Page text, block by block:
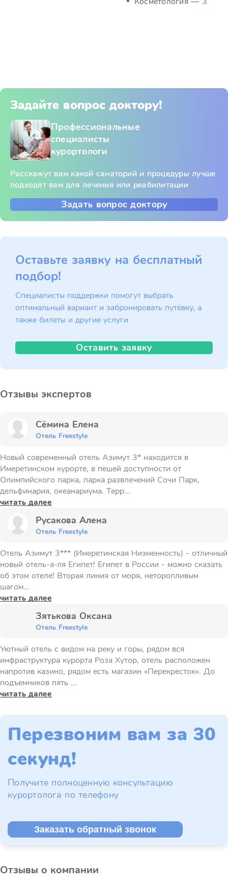
Задайте вопрос доктору!
Профессиональные
специалисты
курортологи
Расскажут вам какой санаторий и процедуры лучше
подходят вам для лечения или реабилитации
Задать вопрос доктору
Оставьте заявку на бесплатный
подбор!
Специалисты поддержки помогут выбрать
оптимальный вариант и забронировать путёвку, а
также билеты и другие услуги
Оставить заявку
Отзывы экспертов
Сёмина Елена
Отель Freestyle
Новый современный отель Азимут 3* находится в
Имеретинском курорте, в пешей доступности от
Олимпийского парка, парка развлечений Сочи Парк,
дельфинария, океанариума. Терр...
читать далее
Русакова Алена
Отель Freestyle
Отель Азимут 3*** (Имеретинская Низменность) - отличный
новый отель-а-ля Египет! Египет в России - можно сказать
об этом отеле! Вторая линия от моря, неторопливым
шагом...
читать далее
Зятькова Оксана
Отель Freestyle
Уютный отель с видом на реку и горы, рядом вся
инфраструктура курорта Роза Хутор, отель расположен
напротив казино, рядом есть магазин «Перекресток». До
подъемников пять ...
читать далее
Перезвоним вам за 30
секунд!
Получите полноценную консультацию
курортолога по телефону
Заказать обратный звонок
Отзывы о компании